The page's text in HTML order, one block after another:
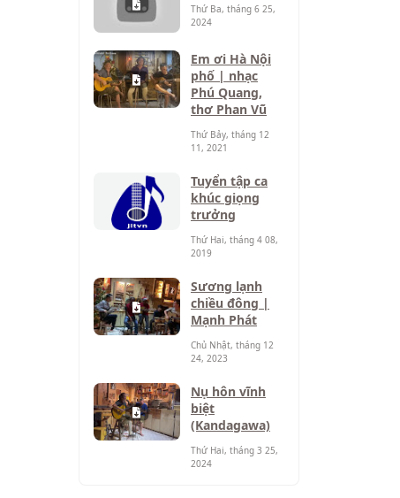
Thứ Ba, tháng 6 25,
2024
Em ơi Hà Nội
phố | nhạc
Phú Quang,
thơ Phan Vũ
Thứ Bảy, tháng 12
11, 2021
Tuyển tập ca
khúc giọng
trưởng
Thứ Hai, tháng 4 08,
2019
Sương lạnh
chiều đông |
Mạnh Phát
Chủ Nhật, tháng 12
24, 2023
Nụ hôn vĩnh
biệt
(Kandagawa)
Thứ Hai, tháng 3 25,
2024